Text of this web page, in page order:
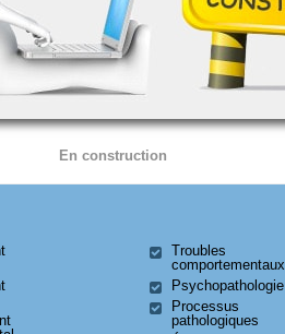
En construction
Troubles
comportementaux
Psychopathologie
Processus
pathologiques